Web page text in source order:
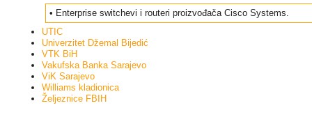
• Enterprise switchevi i routeri proizvođača Cisco Systems.
UTIC
Univerzitet Džemal Bijedić
VTK BiH
Vakufska Banka Sarajevo
ViK Sarajevo
Williams kladionica
Željeznice FBIH